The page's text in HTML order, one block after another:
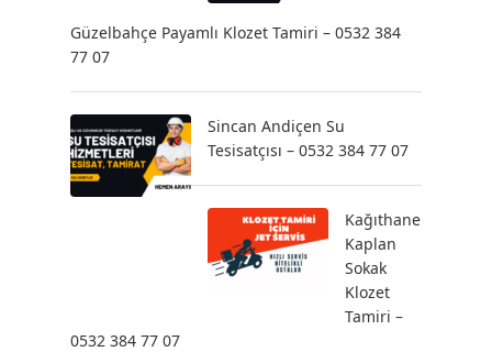
Güzelbahçe Payamlı Klozet Tamiri – 0532 384
77 07
Sincan Andiçen Su
Tesisatçısı – 0532 384 77 07
Kağıthane
Kaplan
Sokak
Klozet
Tamiri –
0532 384 77 07